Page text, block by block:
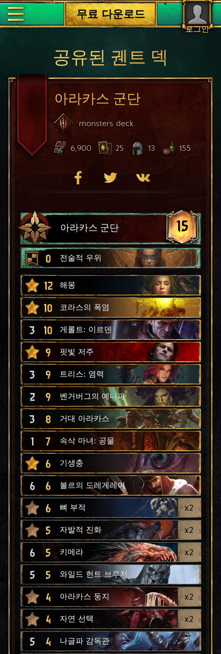
로그인
무료 다운로드
공유된 궨트 덱
아라카스 군단
monsters deck
6,900 25 13 155
아라카스 군단 15
0 전술적 우위
12 해몽
10 코라스의 폭염
3 10 게롤트: 이르덴
9 핏빛 저주
3 9 트리스: 염력
2 9 벤거버그의 예니퍼
3 8 거대 아라카스
1 7 속삭 마녀: 공물
6 기생충
6 6 볼르의 도레게레이
6 뼈 부적 x2
5 자발적 진화 x2
6 5 키메라 x2
5 5 와일드 헌트 브루저
4 아라카스 둥지 x2
4 자연 선택 x2
5 4 나글파 감독관